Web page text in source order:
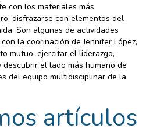
con los materiales más
disfrazarse con elementos del
Son algunas de actividades
la coorinación de Jennifer López,
mutuo, ejercitar el liderazgo,
el lado más humano de
del equipo multidisciplinar de la
artículos